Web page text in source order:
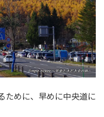
ために、早めに中央道に